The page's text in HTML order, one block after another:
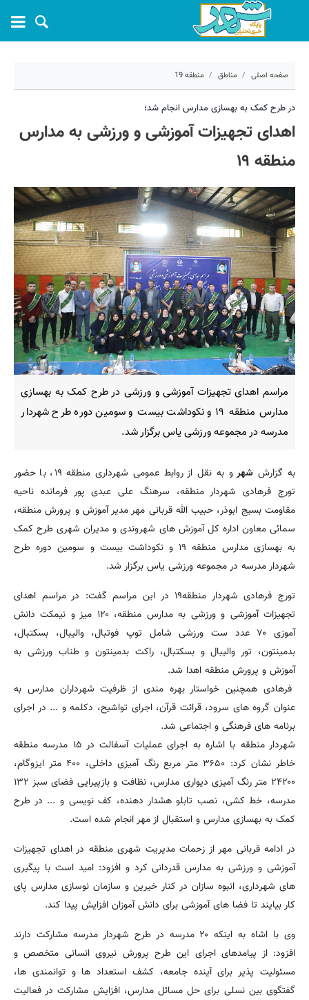
صفحه اصلی مناطق منطقه 19
۷ آذر ۱۴۰۲ - ۱۳:۳۵
کد مطلب: 45911
در طرح کمک به بهسازی مدارس انجام شد؛
اهدای تجهیزات آموزشی و ورزشی به مدارس
منطقه ۱۹
مراسم اهدای تجهیزات آموزشی و ورزشی در طرح کمک به بهسازی
مدارس منطقه ۱۹ و نکوداشت بیست و سومین دوره طرح شهردار
مدرسه در مجموعه ورزشی یاس برگزار شد.
به گزارش شهر
و به نقل از روابط عمومی شهرداری منطقه ۱۹، با حضور
تورج فرهادی شهردار منطقه، سرهنگ علی عبدی پور فرمانده ناحیه
مقاومت بسیج ابوذر، حبیب الله قربانی مهر مدیر آموزش و پرورش منطقه،
سمائی معاون اداره کل آموزش های شهروندی و مدیران شهری طرح کمک
به بهسازی مدارس منطقه ۱۹ و نکوداشت بیست و سومین دوره طرح
شهردار مدرسه در مجموعه ورزشی یاس برگزار شد.
تورج فرهادی شهردار منطقه۱۹ در این مراسم گفت: در مراسم اهدای
تجهیزات آموزشی و ورزشی به مدارس منطقه، ۱۲۰ میز و نیمکت دانش
آموزی ۷۰ عدد ست ورزشی شامل توپ فوتبال، والیبال، بسکتبال،
بدمینتون، تور والیبال و بسکتبال، راکت بدمینتون و طناب ورزشی به
آموزش و پرورش منطقه اهدا شد.
فرهادی همچنین خواستار بهره مندی از ظرفیت شهرداران مدارس به
عنوان گروه های سرود، قرائت قرآن، اجرای تواشیح، دکلمه و ... در اجرای
برنامه های فرهنگی و اجتماعی شد.
شهردار منطقه با اشاره به اجرای عملیات آسفالت در ۱۵ مدرسه منطقه
خاطر نشان کرد: ۳۶۵۰ متر مربع رنگ آمیزی داخلی، ۴۰۰ متر ایزوگام،
۲۴۲۰۰ متر رنگ آمیزی دیواری مدارس، نظافت و بازپیرایی فضای سبز ۱۳۲
مدرسه، خط کشی، نصب تابلو هشدار دهنده، کف نویسی و ... در طرح
کمک به بهسازی مدارس و استقبال از مهر انجام شده است.
در ادامه قربانی مهر از زحمات مدیریت شهری منطقه در اهدای تجهیزات
آموزشی و ورزشی به مدارس قدردانی کرد و افزود: امید است با پیگیری
های شهرداری، انبوه سازان در کنار خیرین و سازمان نوسازی مدارس پای
کار بیایند تا فضا های آموزشی برای دانش آموزان افزایش پیدا کند.
وی با اشاه به اینکه ۲۰ مدرسه در طرح شهردار مدرسه مشارکت دارند
افزود: از پیامدهای اجرای این طرح پرورش نیروی انسانی متخصص و
مسئولیت پذیر برای آینده جامعه، کشف استعداد ها و توانمندی ها،
گفتگوی بین نسلی برای حل مسائل مدارس، افزایش مشارکت در فعالیت